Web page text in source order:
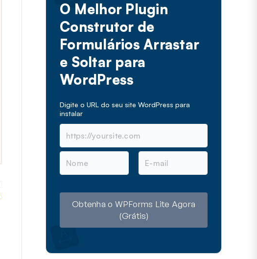
O Melhor Plugin
Construtor de
Formulários Arrastar
e Soltar para
WordPress
Digite o URL do seu site WordPress para
instalar
N
m
E
m
Obtenha o WPForms Lite Agora
(Grátis)